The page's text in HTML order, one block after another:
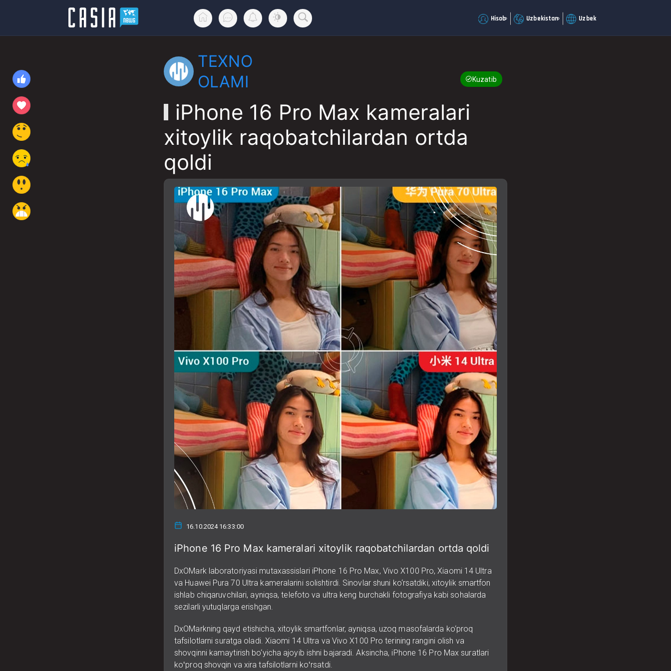
Hisob Uzbekistan Uzbek
TEXNO
OLAMI
Kuzatib boring
iPhone 16 Pro Max kameralari
xitoylik raqobatchilardan ortda
qoldi
16.10.2024 16:33:00
iPhone 16 Pro Max kameralari xitoylik raqobatchilardan ortda qoldi
DxOMark laboratoriyasi mutaxassislari iPhone 16 Pro Max, Vivo X100 Pro, Xiaomi 14 Ultra
va Huawei Pura 70 Ultra kameralarini solishtirdi. Sinovlar shuni ko‘rsatdiki, xitoylik smartfon
ishlab chiqaruvchilari, ayniqsa, telefoto va ultra keng burchakli fotografiya kabi sohalarda
sezilarli yutuqlarga erishgan.
DxOMarkning qayd etishicha, xitoylik smartfonlar, ayniqsa, uzoq masofalarda ko‘proq
tafsilotlarni suratga oladi. Xiaomi 14 Ultra va Vivo X100 Pro terining rangini olish va
shovqinni kamaytirish bo‘yicha ajoyib ishni bajaradi. Aksincha, iPhone 16 Pro Max suratlari
koʻproq shovqin va xira tafsilotlarni koʻrsatdi.